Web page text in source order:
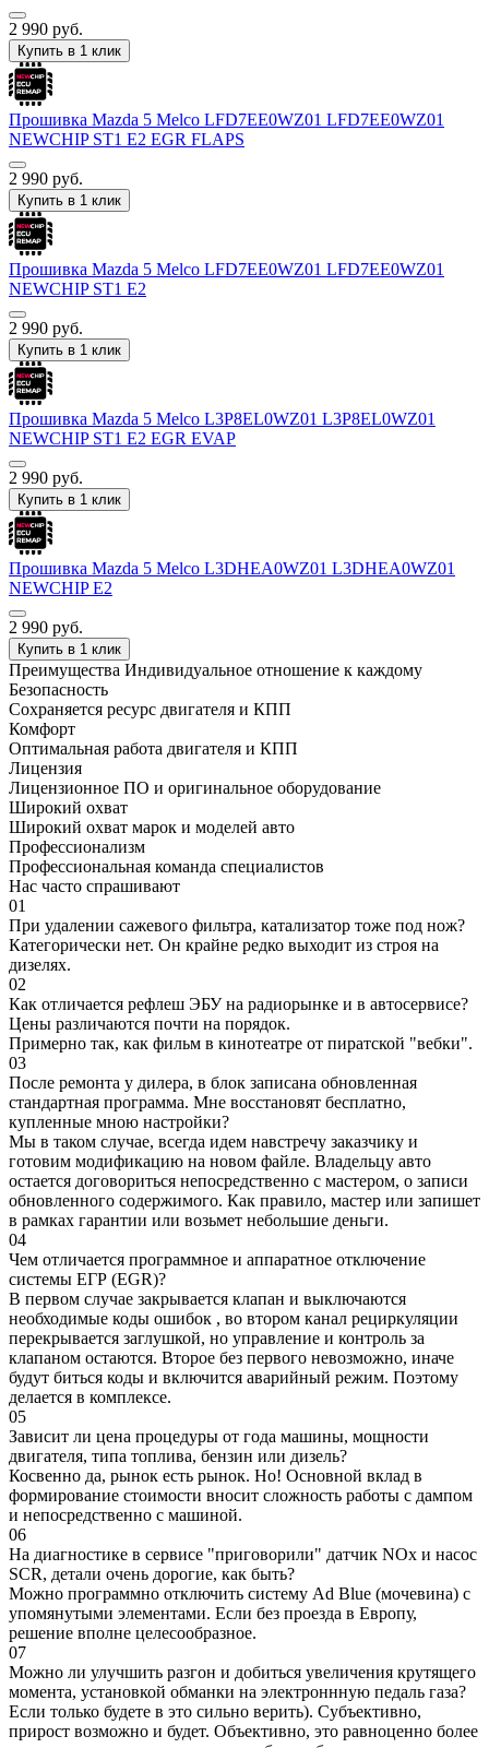
2 990 руб.
Купить в 1 клик
Прошивка Mazda 5 Melco LFD7EE0WZ01 LFD7EE0WZ01
NEWCHIP ST1 E2 EGR FLAPS
2 990 руб.
Купить в 1 клик
Прошивка Mazda 5 Melco LFD7EE0WZ01 LFD7EE0WZ01
NEWCHIP ST1 E2
2 990 руб.
Купить в 1 клик
Прошивка Mazda 5 Melco L3P8EL0WZ01 L3P8EL0WZ01
NEWCHIP ST1 E2 EGR EVAP
2 990 руб.
Купить в 1 клик
Прошивка Mazda 5 Melco L3DHEA0WZ01 L3DHEA0WZ01
NEWCHIP E2
2 990 руб.
Купить в 1 клик
Преимущества Индивидуальное отношение к каждому
Безопасность
Сохраняется ресурс двигателя и КПП
Комфорт
Оптимальная работа двигателя и КПП
Лицензия
Лицензионное ПО и оригинальное оборудование
Широкий охват
Широкий охват марок и моделей авто
Профессионализм
Профессиональная команда специалистов
Нас часто спрашивают
01
При удалении сажевого фильтра, катализатор тоже под нож?
Категорически нет. Он крайне редко выходит из строя на
дизелях.
02
Как отличается рефлеш ЭБУ на радиорынке и в автосервисе?
Цены различаются почти на порядок.
Примерно так, как фильм в кинотеатре от пиратской "вебки".
03
После ремонта у дилера, в блок записана обновленная
стандартная программа. Мне восстановят бесплатно,
купленные мною настройки?
Мы в таком случае, всегда идем навстречу заказчику и
готовим модификацию на новом файле. Владельцу авто
остается договориться непосредственно с мастером, о записи
обновленного содержимого. Как правило, мастер или запишет
в рамках гарантии или возьмет небольшие деньги.
04
Чем отличается программное и аппаратное отключение
системы ЕГР (EGR)?
В первом случае закрывается клапан и выключаются
необходимые коды ошибок , во втором канал рециркуляции
перекрывается заглушкой, но управление и контроль за
клапаном остаются. Второе без первого невозможно, иначе
будут биться коды и включится аварийный режим. Поэтому
делается в комплексе.
05
Зависит ли цена процедуры от года машины, мощности
двигателя, типа топлива, бензин или дизель?
Косвенно да, рынок есть рынок. Но! Основной вклад в
формирование стоимости вносит сложность работы с дампом
и непосредственно с машиной.
06
На диагностике в сервисе "приговорили" датчик NOx и насос
SCR, детали очень дорогие, как быть?
Можно программно отключить систему Ad Blue (мочевина) с
упомянутыми элементами. Если без проезда в Европу,
решение вполне целесообразное.
07
Можно ли улучшить разгон и добиться увеличения крутящего
момента, установкой обманки на электроннную педаль газа?
Если только будете в это сильно верить). Субъективно,
прирост возможно и будет. Объективно, это равноценно более